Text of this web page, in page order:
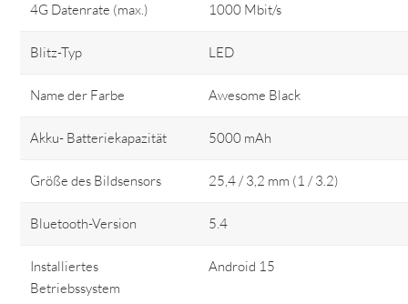
4G Datenrate (max.) 1000 Mbit/s
Blitz-Typ LED
Name der Farbe Awesome Black
Akku- Batteriekapazität 5000 mAh
Größe des Bildsensors 25,4 / 3,2 mm (1 / 3.2)
Bluetooth-Version 5.4
Installiertes
Betriebssystem
Android 15